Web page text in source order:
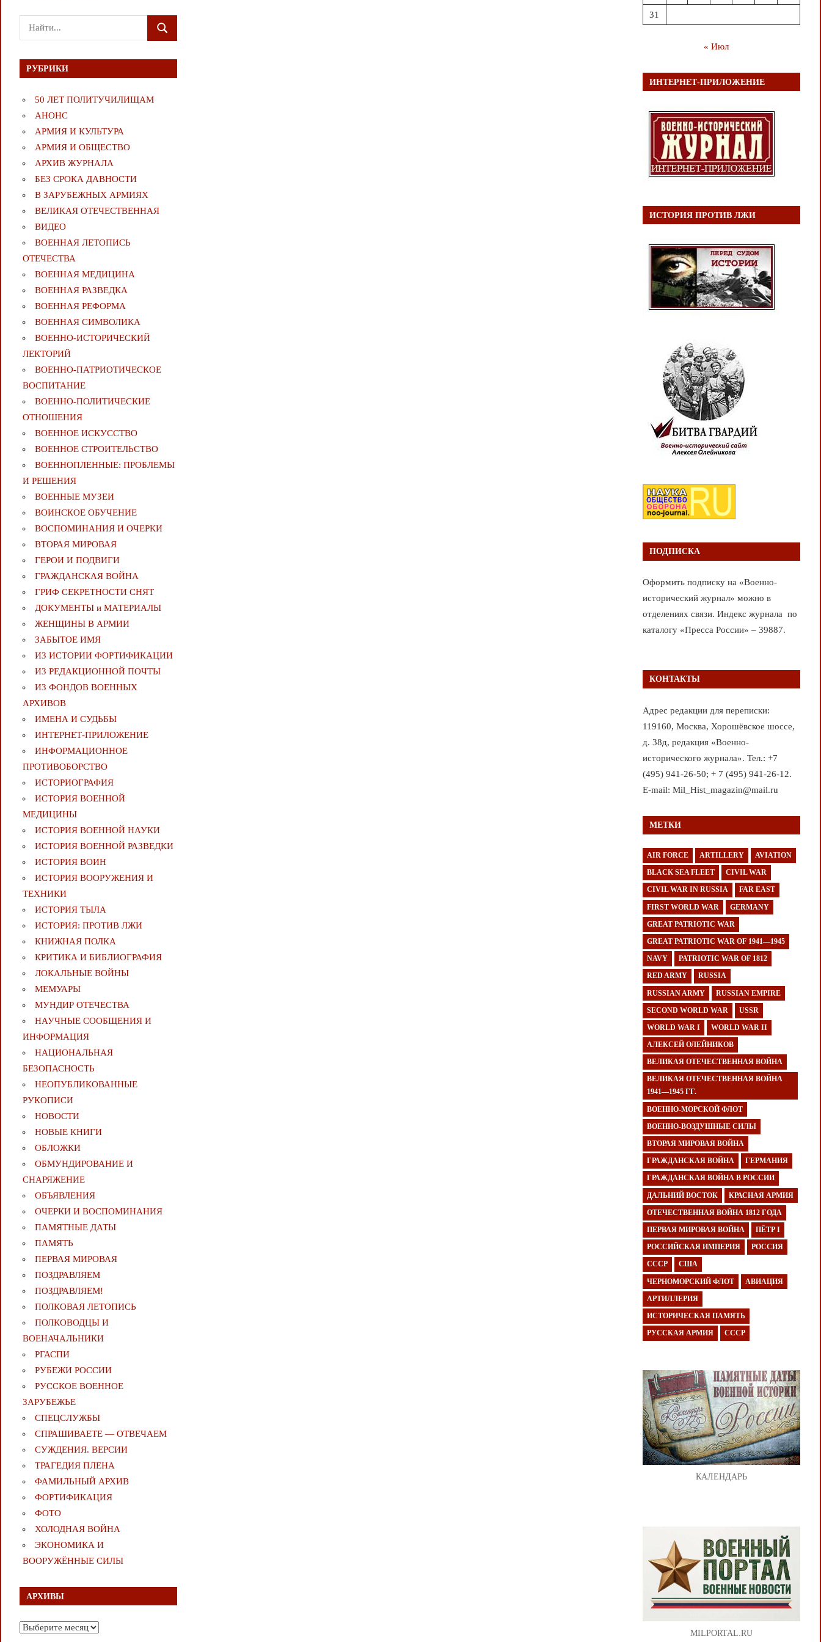
Поиск
для:
ПОИСК
РУБРИКИ
50 ЛЕТ ПОЛИТУЧИЛИЩАМ
АНОНС
АРМИЯ И КУЛЬТУРА
АРМИЯ И ОБЩЕСТВО
АРХИВ ЖУРНАЛА
БЕЗ СРОКА ДАВНОСТИ
В ЗАРУБЕЖНЫХ АРМИЯХ
ВЕЛИКАЯ ОТЕЧЕСТВЕННАЯ
ВИДЕО
ВОЕННАЯ ЛЕТОПИСЬ
ОТЕЧЕСТВА
ВОЕННАЯ МЕДИЦИНА
ВОЕННАЯ РАЗВЕДКА
ВОЕННАЯ РЕФОРМА
ВОЕННАЯ СИМВОЛИКА
ВОЕННО-ИСТОРИЧЕСКИЙ
ЛЕКТОРИЙ
ВОЕННО-ПАТРИОТИЧЕСКОЕ
ВОСПИТАНИЕ
ВОЕННО-ПОЛИТИЧЕСКИE
ОТНОШЕНИЯ
ВОЕННОЕ ИСКУССТВО
ВОЕННОЕ СТРОИТЕЛЬСТВО
ВОЕННОПЛЕННЫЕ: ПРОБЛЕМЫ
И РЕШЕНИЯ
ВОЕННЫЕ МУЗЕИ
ВОИНСКОЕ ОБУЧЕНИЕ
ВОСПОМИНАНИЯ И ОЧЕРКИ
ВТОРАЯ МИРОВАЯ
ГЕРОИ И ПОДВИГИ
ГРАЖДАНСКАЯ ВОЙНА
ГРИФ СЕКРЕТНОСТИ СНЯТ
ДОКУМЕНТЫ и МАТЕРИАЛЫ
ЖЕНЩИНЫ В АРМИИ
ЗАБЫТОЕ ИМЯ
ИЗ ИСТОРИИ ФОРТИФИКАЦИИ
ИЗ РЕДАКЦИОННОЙ ПОЧТЫ
ИЗ ФОНДОВ ВОЕННЫХ
АРХИВОВ
ИМЕНА И СУДЬБЫ
ИНТЕРНЕТ-ПРИЛОЖЕНИЕ
ИНФОРМАЦИОННОЕ
ПРОТИВОБОРСТВО
ИСТОРИОГРАФИЯ
ИСТОРИЯ ВОЕННОЙ
МЕДИЦИНЫ
ИСТОРИЯ ВОЕННОЙ НАУКИ
ИСТОРИЯ ВОЕННОЙ РАЗВЕДКИ
ИСТОРИЯ ВОИН
ИСТОРИЯ ВООРУЖЕНИЯ И
ТЕХНИКИ
ИСТОРИЯ ТЫЛА
ИСТОРИЯ: ПРОТИВ ЛЖИ
КНИЖНАЯ ПОЛКА
КРИТИКА И БИБЛИОГРАФИЯ
ЛОКАЛЬНЫЕ ВОЙНЫ
МЕМУАРЫ
МУНДИР ОТЕЧЕСТВА
НАУЧНЫЕ СООБЩЕНИЯ И
ИНФОРМАЦИЯ
НАЦИОНАЛЬНАЯ
БЕЗОПАСНОСТЬ
НЕОПУБЛИКОВАННЫЕ
РУКОПИСИ
НОВОСТИ
НОВЫЕ КНИГИ
ОБЛОЖКИ
ОБМУНДИРОВАНИЕ И
СНАРЯЖЕНИЕ
ОБЪЯВЛЕНИЯ
ОЧЕРКИ И ВОСПОМИНАНИЯ
ПАМЯТНЫЕ ДАТЫ
ПАМЯТЬ
ПЕРВАЯ МИРОВАЯ
ПОЗДРАВЛЯЕМ
ПОЗДРАВЛЯЕМ!
ПОЛКОВАЯ ЛЕТОПИСЬ
ПОЛКОВОДЦЫ И
ВОЕНАЧАЛЬНИКИ
РГАСПИ
РУБЕЖИ РОССИИ
РУССКОЕ ВОЕННОЕ
ЗАРУБЕЖЬЕ
СПЕЦСЛУЖБЫ
СПРАШИВАЕТЕ — ОТВЕЧАЕМ
СУЖДЕНИЯ. ВЕРСИИ
ТРАГЕДИЯ ПЛЕНА
ФАМИЛЬНЫЙ АРХИВ
ФОРТИФИКАЦИЯ
ФОТО
ХОЛОДНАЯ ВОЙНА
ЭКОНОМИКА И
ВООРУЖЁННЫЕ СИЛЫ
АРХИВЫ
Архивы
31
« Июл
ИНТЕРНЕТ-ПРИЛОЖЕНИЕ
ИСТОРИЯ ПРОТИВ ЛЖИ
ПОДПИСКА
Оформить подписку на «Военно-
исторический журнал» можно в
отделениях связи. Индекс журнала по
каталогу «Пресса России» – 39887.
КОНТАКТЫ
Адрес редакции для переписки:
119160, Москва, Хорошёвское шоссе,
д. 38д, редакция «Военно-
исторического журнала». Тел.: +7
(495) 941-26-50; + 7 (495) 941-26-12.
E-mail: Mil_Hist_magazin@mail.ru
МЕТКИ
AIR FORCE ARTILLERY AVIATION
BLACK SEA FLEET CIVIL WAR
CIVIL WAR IN RUSSIA FAR EAST
FIRST WORLD WAR GERMANY
GREAT PATRIOTIC WAR
GREAT PATRIOTIC WAR OF 1941—1945
NAVY PATRIOTIC WAR OF 1812
RED ARMY RUSSIA
RUSSIAN ARMY RUSSIAN EMPIRE
SECOND WORLD WAR USSR
WORLD WAR I WORLD WAR II
АЛЕКСЕЙ ОЛЕЙНИКОВ
ВЕЛИКАЯ ОТЕЧЕСТВЕННАЯ ВОЙНА
ВЕЛИКАЯ ОТЕЧЕСТВЕННАЯ ВОЙНА
1941—1945 ГГ.
ВОЕННО-МОРСКОЙ ФЛОТ
ВОЕННО-ВОЗДУШНЫЕ СИЛЫ
ВТОРАЯ МИРОВАЯ ВОЙНА
ГРАЖДАНСКАЯ ВОЙНА ГЕРМАНИЯ
ГРАЖДАНСКАЯ ВОЙНА В РОССИИ
ДАЛЬНИЙ ВОСТОК КРАСНАЯ АРМИЯ
ОТЕЧЕСТВЕННАЯ ВОЙНА 1812 ГОДА
ПЕРВАЯ МИРОВАЯ ВОЙНА ПЁТР I
РОССИЙСКАЯ ИМПЕРИЯ РОССИЯ
СССР США
ЧЕРНОМОРСКИЙ ФЛОТ АВИАЦИЯ
АРТИЛЛЕРИЯ
ИСТОРИЧЕСКАЯ ПАМЯТЬ
РУССКАЯ АРМИЯ СССР
КАЛЕНДАРЬ
MILPORTAL.RU